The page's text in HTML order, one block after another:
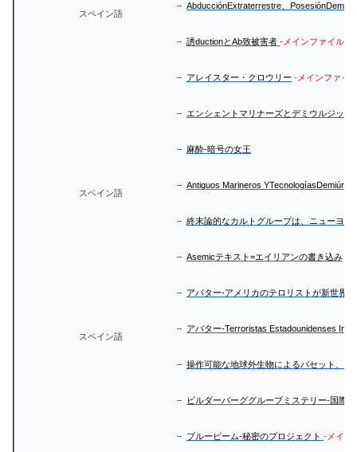
スペイン語
– AbducciónExtraterrestre、
– 誘ductionとAb致被害者 -メインファイル
– アレイスター・クロウリー -メインファイ
– エンシェントマリナーズとデミウルジック
– 麻酔-暗号の女王
スペイン語
– Antiguos Marineros
– 終末論的なカルトグループは、ニューヨ
– Asemicテキスト=エイリアンの書き込み
– アバター-アメリカのテロリストが新世界
スペイン語
– アバター-Terroristas Estadounidenses
– 操作可能な地球外生物によるバセット、ヒ
– ビルダーバーググループミステリー-国際
– ブルービーム-秘密のプロジェクト -メイン